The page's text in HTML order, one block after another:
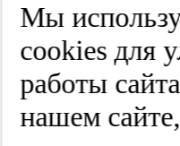
Мы
cооkies для
работы
нашем